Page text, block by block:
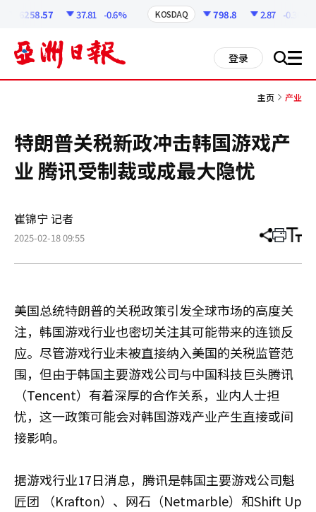
6258.57 37.81 -0.6% KOSDAQ 798.8 2.87 -0.36%
登录 搜 all
主页 产业
特朗普关税新政冲击韩国游戏产
业 腾讯受制裁或成最大隐忧
崔锦宁 记者
2025-02-18 09:55 分
章
打 调
小
美国总统特朗普的关税政策引发全球市场的高度关
注，韩国游戏行业也密切关注其可能带来的连锁反
应。尽管游戏行业未被直接纳入美国的关税监管范
围，但由于韩国主要游戏公司与中国科技巨头腾讯
（Tencent）有着深厚的合作关系，业内人士担
忧，这一政策可能会对韩国游戏产业产生直接或间
接影响。
据游戏行业17日消息，腾讯是韩国主要游戏公司魁
匠团 （Krafton）、网石（Netmarble）和Shift Up